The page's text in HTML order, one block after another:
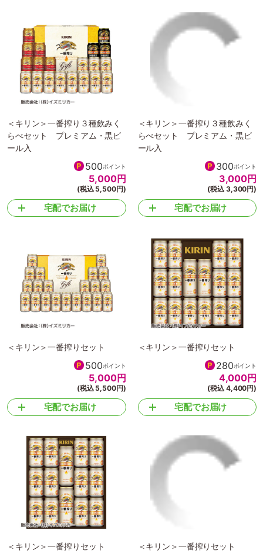
＜キリン＞一番搾り３種飲みく
らべセット プレミアム・黒ビ
ール入
500ポイント
5,000円
(税込 5,500円)
宅配でお届け
＜キリン＞一番搾り３種飲みく
らべセット プレミアム・黒ビ
ール入
300ポイント
3,000円
(税込 3,300円)
宅配でお届け
＜キリン＞一番搾りセット
500ポイント
5,000円
(税込 5,500円)
宅配でお届け
＜キリン＞一番搾りセット
280ポイント
4,000円
(税込 4,400円)
宅配でお届け
＜キリン＞一番搾りセット ＜キリン＞一番搾りセット